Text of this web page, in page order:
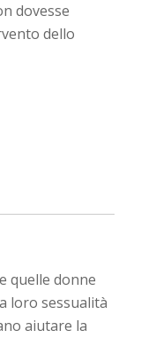
dovesse
dello
quelle donne
loro sessualità
aiutare la